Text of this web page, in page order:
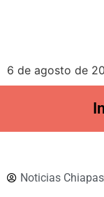
6 de agosto de
Noticias Chiapas